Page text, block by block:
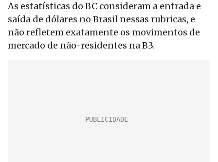
As estatísticas do BC consideram a entrada e
saída de dólares no Brasil nessas rubricas, e
não refletem exatamente os movimentos de
mercado de não-residentes na B3.